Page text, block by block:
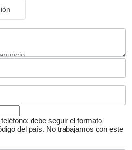
debe seguir el formato
del país. No trabajamos con este